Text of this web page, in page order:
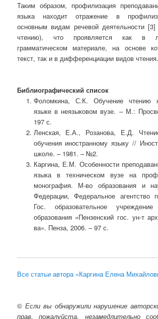
Таким образом, профилизация
языка находит отражение в
основным видам речевой деятельности
чтению), что проявляется как в
грамматическом материале, на основе
текст, так и в дифференциации видов чтения.
Библиографический список
Фоломкина, С.К. Обучение чтению
языке в неязыковом вузе. – М.:
197 с.
Ленская, Е.А., Розанова, Е.Д.
обучения иностранному языку //
школе. – 1981. – №2.
Каргина, Е.М. Особенности
языка в техническом вузе на
монография. М-во образования и
Федерации, Федеральное агентство
Гос. образовательное
образования «Пензенский гос. ун-т
ва». Пенза, 2006. ‒ 97 с.
Все статьи автора «Каргина Елена
© Если вы обнаружили нарушение
прав, пожалуйста, незамедлительно